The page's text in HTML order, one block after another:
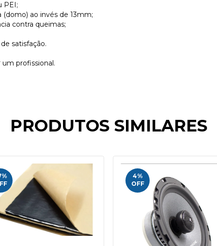
PEI;
ao invés de 13mm;
contra queimas;
satisfação.
um profissional.
PRODUTOS SIMILARES
%
4%
OFF